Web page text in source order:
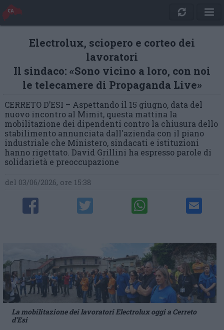
Electrolux, sciopero e corteo dei
lavoratori
Il sindaco: «Sono vicino a loro, con noi
le telecamere di Propaganda Live»
CERRETO D’ESI – Aspettando il 15 giugno, data del
nuovo incontro al Mimit, questa mattina la
mobilitazione dei dipendenti contro la chiusura dello
stabilimento annunciata dall'azienda con il piano
industriale che Ministero, sindacati e istituzioni
hanno rigettato. David Grillini ha espresso parole di
solidarietà e preoccupazione
del 03/06/2026, ore 15:38
La mobilitazione dei lavoratori Electrolux oggi a Cerreto
d’Esi